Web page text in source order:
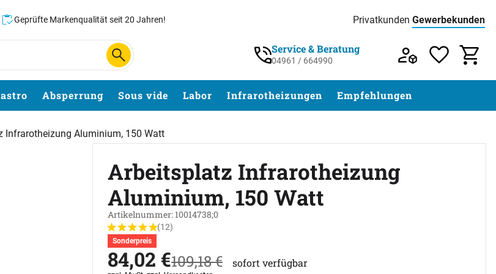
Geprüfte Markenqualität seit 20 Jahren! Privatkunden Preisliste:
Gewerbekunden
Service & Beratung unter 04961 / 77
Service & Beratung
04961 / 664990
Absperrung Sous vide Labor Infrarotheizungen Empfehlungen
Infrarotheizung Aluminium, 150 Watt
Arbeitsplatz Infrarotheizung
Aluminium, 150 Watt
Artikelnummer: 10014738;0
Bewertung: 5 von 5 (12 Bewertungen)
12 Bewertungen
(12)
Sonderpreis
jetzt:
84,02 €statt:
109,18€ sofort verfügbar